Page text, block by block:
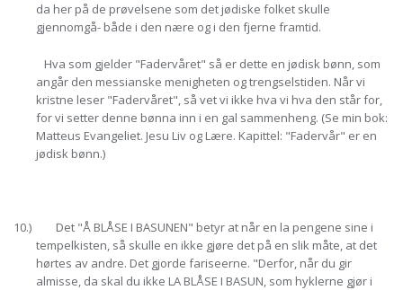
da her på de prøvelsene som det jødiske folket skulle
gjennomgå- både i den nære og i den fjerne framtid.
Hva som gjelder "Fadervåret" så er dette en jødisk bønn, som
angår den messianske menigheten og trengselstiden. Når vi
kristne leser "Fadervåret", så vet vi ikke hva vi hva den står for,
for vi setter denne bønna inn i en gal sammenheng. (Se min bok:
Matteus Evangeliet. Jesu Liv og Lære. Kapittel: "Fadervår" er en
jødisk bønn.)
10.) Det "Å BLÅSE I BASUNEN" betyr at når en la pengene sine i
tempelkisten, så skulle en ikke gjøre det på en slik måte, at det
hørtes av andre. Det gjorde fariseerne. "Derfor, når du gir
almisse, da skal du ikke LA BLÅSE I BASUN, som hyklerne gjør i